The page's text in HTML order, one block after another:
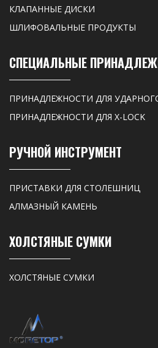
КЛАПАННЫЕ ДИСКИ
ШЛИФОВАЛЬНЫЕ ПРОДУКТЫ
СПЕЦИАЛЬНЫЕ
ПРИНАДЛЕЖНОСТИ ДЛЯ
ПРИНАДЛЕЖНОСТИ ДЛЯ X-LOCK
РУЧНОЙ ИНСТРУМЕНТ
ПРИСТАВКИ ДЛЯ СТОЛЕШНИЦ
АЛМАЗНЫЙ КАМЕНЬ
ХОЛСТЯНЫЕ СУМКИ
ХОЛСТЯНЫЕ СУМКИ